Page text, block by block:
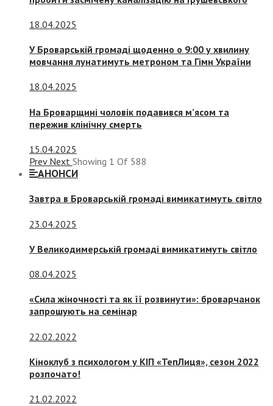
18.04.2025
У Броварській громаді щоденно о 9:00 у хвилину
мовчання лунатимуть метроном та Гімн України
18.04.2025
На Броварщині чоловік подавився м’ясом та
пережив клінічну смерть
15.04.2025
Prev Next Showing 1 Of 588
АНОНСИ
Завтра в Броварській громаді вимикатимуть світло
23.04.2025
У Великодимерській громаді вимикатимуть світло
08.04.2025
«Сила жіночності та як її розвинути»: броварчанок
запрошують на семінар
22.02.2022
Кіноклуб з психологом у КІП «ТепЛиця», сезон 2022
розпочато!
21.02.2022